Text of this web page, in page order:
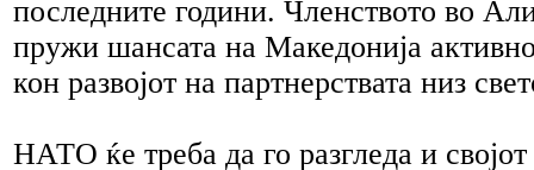
последните години. Членството во
пружи шансата на Македонија
кон развојот на партнерствата низ
НАТО ќе треба да го разгледа и